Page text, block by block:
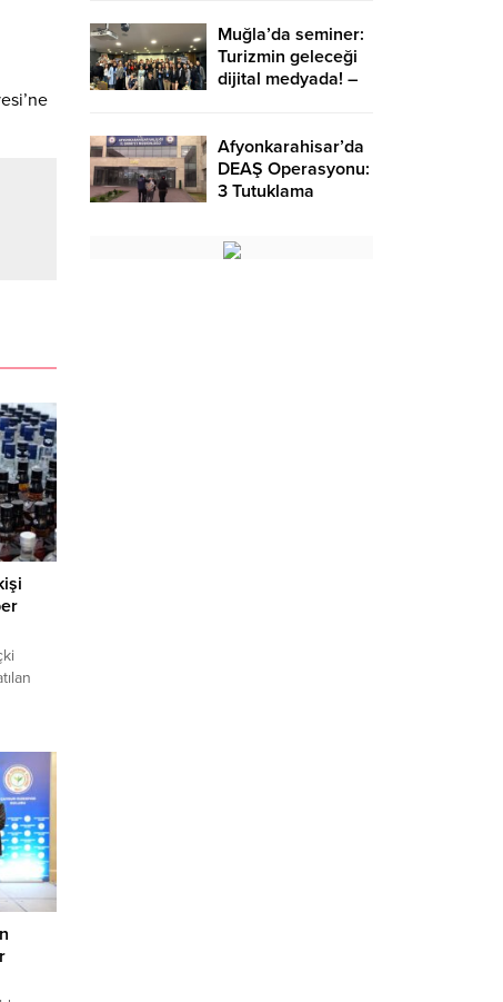
Tıp
Haber Ajansı
Muğla’da seminer:
Turizmin geleceği
dijital medyada! –
Afyonkarahisar’da
DEAŞ Operasyonu:
3 Tutuklama